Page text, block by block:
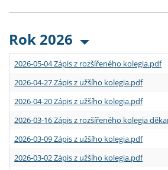
Rok 2026
2026-05-04 Zápis z rozšířeného kolegia.pdf
2026-04-27 Zápis z užšího kolegia.pdf
2026-04-20 Zápis z užšího kolegia.pdf
2026-03-16 Zápis z rozšířeného kolegia
2026-03-09 Zápis z užšího kolegia.pdf
2026-03-02 Zápis z užšího kolegia.pdf